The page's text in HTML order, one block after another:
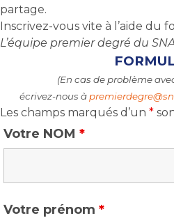
partage.
Inscrivez-vous vite à l’aide du
L’équipe premier degré du
(En cas de problème
écrivez-nous à premierdegre
Les champs marqués d’un *
Votre NOM *
Votre prénom *